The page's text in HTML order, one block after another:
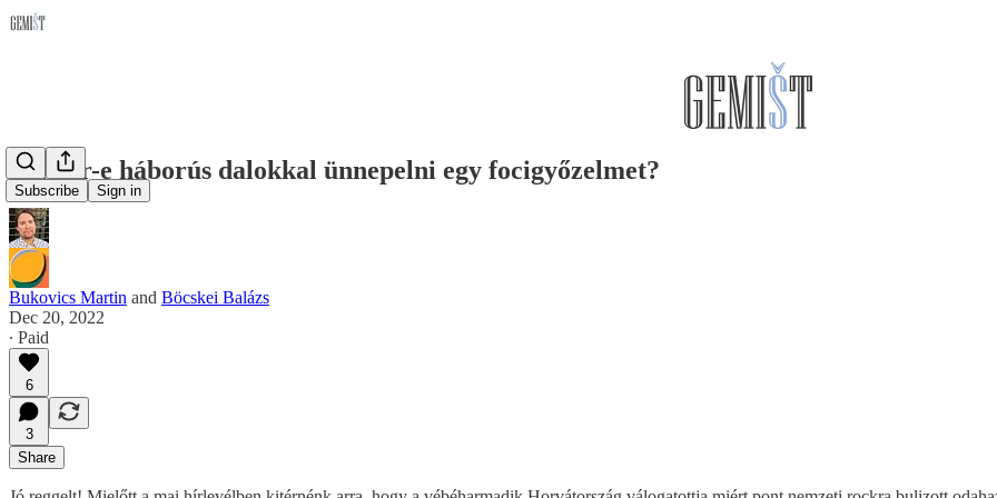
Subscribe Sign in
Belefér-e háborús dalokkal ünnepelni egy focigyőzelmet?
Bukovics Martin and Böcskei Balázs
Dec 20, 2022
∙ Paid
6
3
Share